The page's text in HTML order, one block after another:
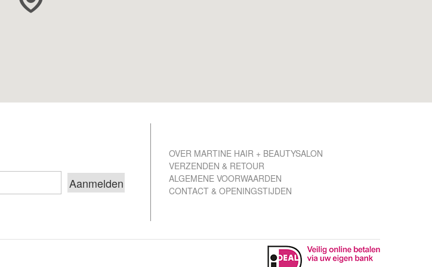
OVER MARTINE HAIR + BEAUTYSALON
VERZENDEN & RETOUR
ALGEMENE VOORWAARDEN
CONTACT & OPENINGSTIJDEN